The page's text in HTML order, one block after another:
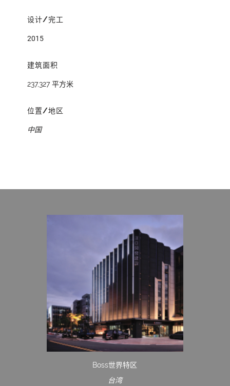
设计/完工
2015
建筑面积
237,327 平方米
位置/地区
中国
Boss世界特区
台湾